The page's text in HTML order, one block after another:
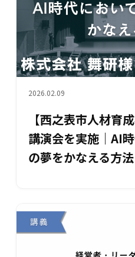
2026.02.09
【西之表市人材育
講演会を実施｜AI
の夢をかなえる方法